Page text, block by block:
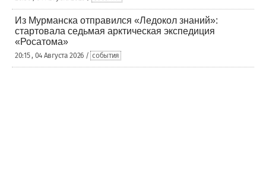
Из Мурманска отправился «Ледокол знаний»:
стартовала седьмая арктическая экспедиция
«Росатома»
20:15 , 04 Августа 2026 / события